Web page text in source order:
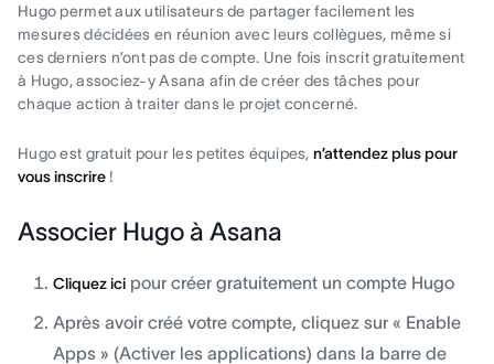
Hugo permet aux utilisateurs de partager facilement les
mesures décidées en réunion avec leurs collègues, même si
ces derniers n’ont pas de compte. Une fois inscrit gratuitement
à Hugo, associez-y Asana afin de créer des tâches pour
chaque action à traiter dans le projet concerné.
Hugo est gratuit pour les petites équipes,n’attendez plus pour
vous inscrire !
Associer Hugo à Asana
Cliquez ici pour créer gratuitement un compte Hugo
Après avoir créé votre compte, cliquez sur « Enable
Apps » (Activer les applications) dans la barre de